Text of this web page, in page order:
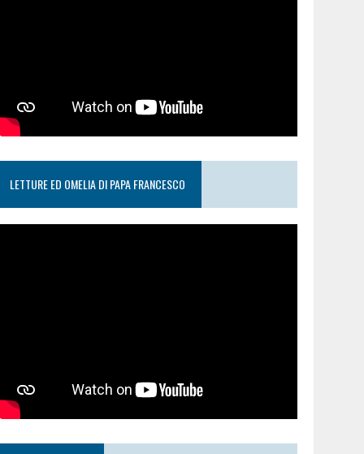
LETTURE ED OMELIA DI PAPA FRANCESCO